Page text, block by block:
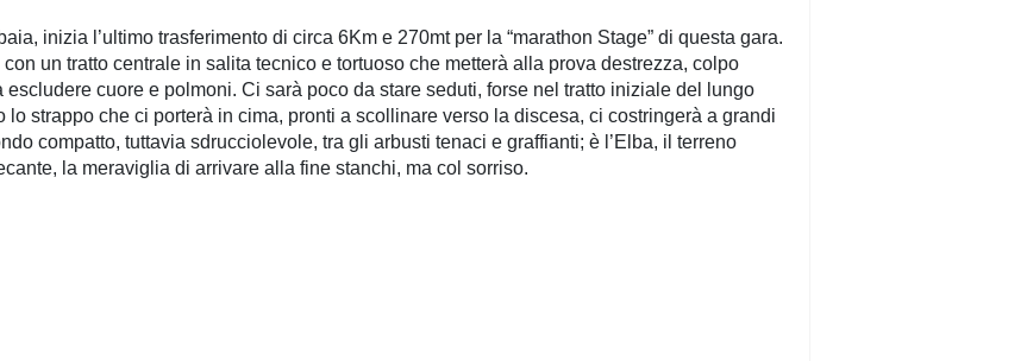
inizia l’ultimo trasferimento di circa 6Km e 270mt per la “marathon Stage” di questa gara.
un tratto centrale in salita tecnico e tortuoso che metterà alla prova destrezza, colpo
cuore e polmoni. Ci sarà poco da stare seduti, forse nel tratto iniziale del lungo
strappo che ci porterà in cima, pronti a scollinare verso la discesa, ci costringerà a grandi
compatto, tuttavia sdrucciolevole, tra gli arbusti tenaci e graffianti; è l’Elba, il terreno
la meraviglia di arrivare alla fine stanchi, ma col sorriso.